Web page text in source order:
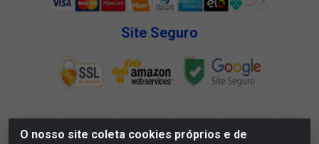
O nosso site coleta cookies próprios e de
Site Seguro